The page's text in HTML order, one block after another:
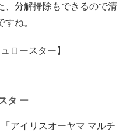
、分解掃除もできるので清
ね。
ロースター】
タ ー
アイリスオーヤマ マルチ